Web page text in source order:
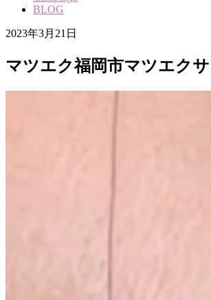
BLOG
2023年3月21日
マツエク福岡市マツエク